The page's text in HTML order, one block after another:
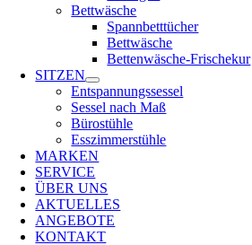
Bettwäsche
Spannbetttücher
Bettwäsche
Bettenwäsche-Frischekur
SITZEN
Entspannungssessel
Sessel nach Maß
Bürostühle
Esszimmerstühle
MARKEN
SERVICE
ÜBER UNS
AKTUELLES
ANGEBOTE
KONTAKT